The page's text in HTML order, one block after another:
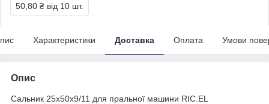
50,80 ₴ від 10 шт.
Характеристики Доставка Оплата Умови
Опис
Сальник 25x50x9/11 для пральної машини RIC.EL